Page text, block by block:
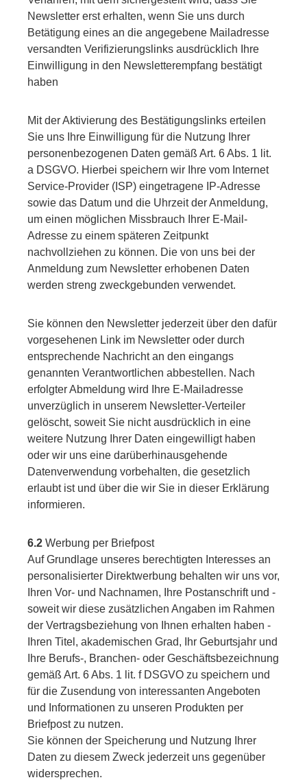
Newsletter erst erhalten, wenn Sie uns durch
Betätigung eines an die angegebene Mailadresse
versandten Verifizierungslinks ausdrücklich Ihre
Einwilligung in den Newsletterempfang bestätigt
haben
Mit der Aktivierung des Bestätigungslinks erteilen
Sie uns Ihre Einwilligung für die Nutzung Ihrer
personenbezogenen Daten gemäß Art. 6 Abs. 1 lit.
a DSGVO. Hierbei speichern wir Ihre vom Internet
Service-Provider (ISP) eingetragene IP-Adresse
sowie das Datum und die Uhrzeit der Anmeldung,
um einen möglichen Missbrauch Ihrer E-Mail-
Adresse zu einem späteren Zeitpunkt
nachvollziehen zu können. Die von uns bei der
Anmeldung zum Newsletter erhobenen Daten
werden streng zweckgebunden verwendet.
Sie können den Newsletter jederzeit über den dafür
vorgesehenen Link im Newsletter oder durch
entsprechende Nachricht an den eingangs
genannten Verantwortlichen abbestellen. Nach
erfolgter Abmeldung wird Ihre E-Mailadresse
unverzüglich in unserem Newsletter-Verteiler
gelöscht, soweit Sie nicht ausdrücklich in eine
weitere Nutzung Ihrer Daten eingewilligt haben
oder wir uns eine darüberhinausgehende
Datenverwendung vorbehalten, die gesetzlich
erlaubt ist und über die wir Sie in dieser Erklärung
informieren.
6.2 Werbung per Briefpost
Auf Grundlage unseres berechtigten Interesses an
personalisierter Direktwerbung behalten wir uns vor,
Ihren Vor- und Nachnamen, Ihre Postanschrift und -
soweit wir diese zusätzlichen Angaben im Rahmen
der Vertragsbeziehung von Ihnen erhalten haben -
Ihren Titel, akademischen Grad, Ihr Geburtsjahr und
Ihre Berufs-, Branchen- oder Geschäftsbezeichnung
gemäß Art. 6 Abs. 1 lit. f DSGVO zu speichern und
für die Zusendung von interessanten Angeboten
und Informationen zu unseren Produkten per
Briefpost zu nutzen.
Sie können der Speicherung und Nutzung Ihrer
Daten zu diesem Zweck jederzeit uns gegenüber
widersprechen.